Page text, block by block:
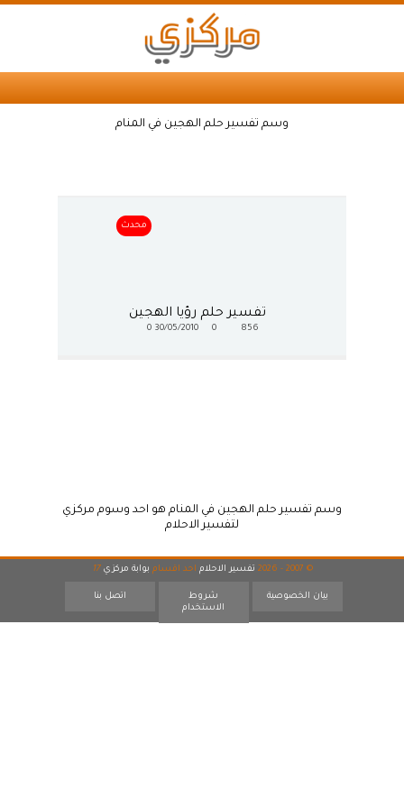
وسم تفسير حلم الهجين في المنام
محدث
تفسير حلم رؤيا الهجين
856
30/05/2010
0
وسم تفسير حلم الهجين في المنام هو احد وسوم مركزي
لتفسير الاحلام
© 2007 - 2026 تفسير الاحلام احد اقسام بوابة مركزي 17
بيان الخصوصية
شروط
الاستخدام
اتصل بنا